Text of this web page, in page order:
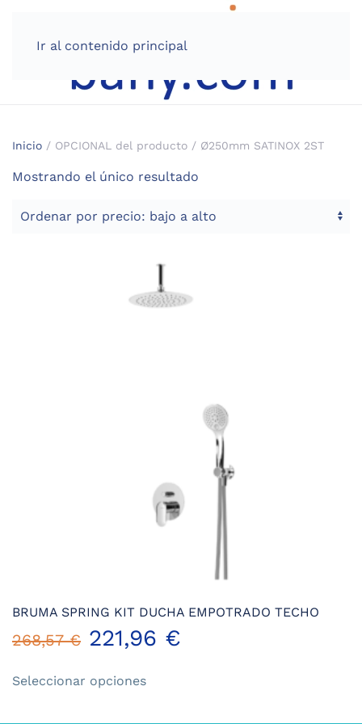
Ir al contenido principal
Inicio / OPCIONAL del producto / Ø250mm SATINOX 2ST
Mostrando el único resultado
BRUMA SPRING KIT DUCHA EMPOTRADO TECHO
268,57€ 221,96 €
Seleccionar opcionesproducto